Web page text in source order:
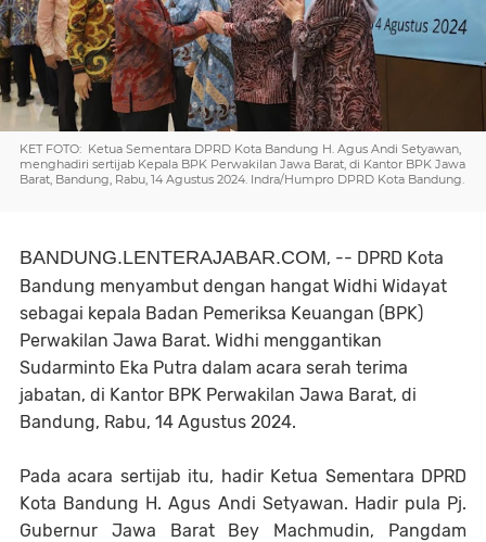
KET FOTO: Ketua Sementara DPRD Kota Bandung H. Agus Andi Setyawan,
menghadiri sertijab Kepala BPK Perwakilan Jawa Barat, di Kantor BPK Jawa
Barat, Bandung, Rabu, 14 Agustus 2024. Indra/Humpro DPRD Kota Bandung.
BANDUNG.LENTERAJABAR.COM, -- DPRD Kota
Bandung menyambut dengan hangat Widhi Widayat
sebagai kepala Badan Pemeriksa Keuangan (BPK)
Perwakilan Jawa Barat. Widhi menggantikan
Sudarminto Eka Putra dalam acara serah terima
jabatan, di Kantor BPK Perwakilan Jawa Barat, di
Bandung, Rabu, 14 Agustus 2024.
Pada acara sertijab itu, hadir Ketua Sementara DPRD
Kota Bandung H. Agus Andi Setyawan. Hadir pula Pj.
Gubernur Jawa Barat Bey Machmudin, Pangdam